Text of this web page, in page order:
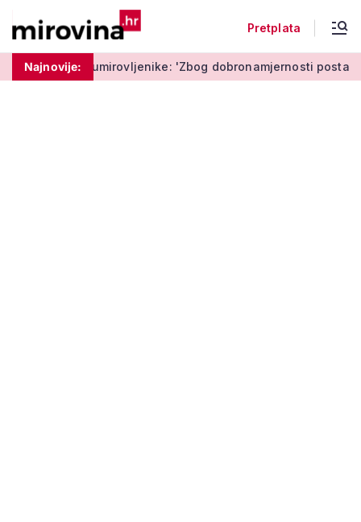
Pretplata
Najnovije:'Zbog dobronamjernosti postaju meta prijevare'